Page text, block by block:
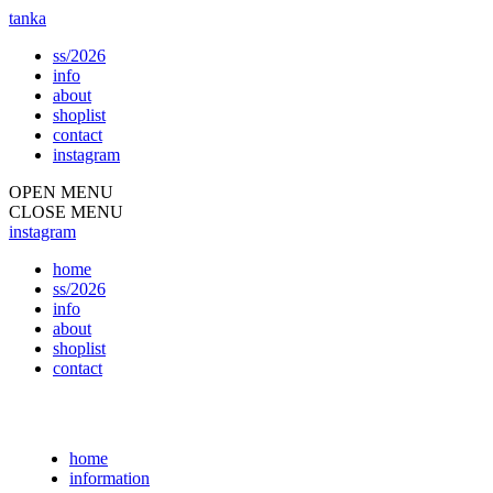
tanka
ss/2026
info
about
shoplist
contact
instagram
OPEN MENU
CLOSE MENU
instagram
home
ss/2026
info
about
shoplist
contact
home
information